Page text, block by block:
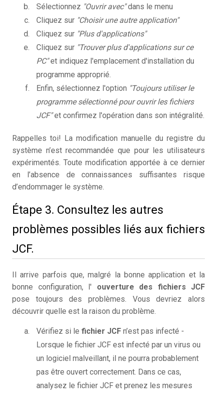
Sélectionnez "Ouvrir avec"dans le menu
Cliquez sur "Choisir une autre application"
Cliquez sur "Plus d'applications"
Cliquez sur "Trouver plus d'applications sur ce
PC"et indiquez l'emplacement d'installation du
programme approprié.
Enfin, sélectionnez l'option "Toujours utiliser le
programme sélectionné pour ouvrir les fichiers
JCF"et confirmez l'opération dans son intégralité.
Rappelles toi! La modification manuelle du registre du
système n’est recommandée que pour les utilisateurs
expérimentés. Toute modification apportée à ce dernier
en l’absence de connaissances suffisantes risque
d’endommager le système.
Étape 3. Consultez les autres
problèmes possibles liés aux fichiers
JCF.
Il arrive parfois que, malgré la bonne application et la
bonne configuration, l' ouverture des fichiers JCF
pose toujours des problèmes. Vous devriez alors
découvrir quelle est la raison du problème.
Vérifiez si le fichier JCF n’est pas infecté -
Lorsque le fichier JCF est infecté par un virus ou
un logiciel malveillant, il ne pourra probablement
pas être ouvert correctement. Dans ce cas,
analysez le fichier JCF et prenez les mesures